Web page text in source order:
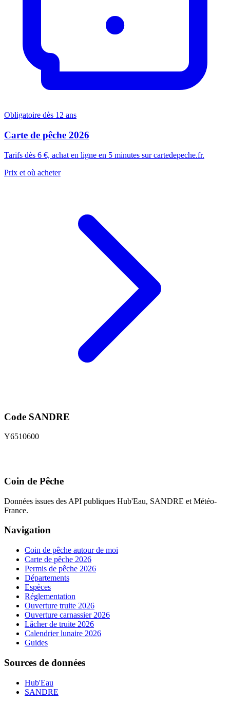
Obligatoire dès 12 ans
Carte de pêche 2026
Tarifs dès 6 €, achat en ligne en 5 minutes sur cartedepeche.fr.
Prix et où acheter
Code SANDRE
Y6510600
Coin de Pêche
Données issues des API publiques Hub'Eau, SANDRE et Météo-
France.
Navigation
Coin de pêche autour de moi
Carte de pêche 2026
Permis de pêche 2026
Départements
Espèces
Réglementation
Ouverture truite 2026
Ouverture carnassier 2026
Lâcher de truite 2026
Calendrier lunaire 2026
Guides
Sources de données
Hub'Eau
SANDRE